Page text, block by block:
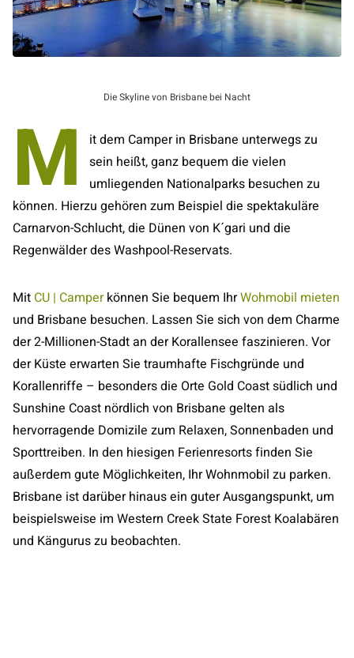
Die Skyline von Brisbane bei Nacht
M
it dem Camper in Brisbane unterwegs zu
sein heißt, ganz bequem die vielen
umliegenden Nationalparks besuchen zu
können. Hierzu gehören zum Beispiel die spektakuläre
Carnarvon-Schlucht, die Dünen von K´gari und die
Regenwälder des Washpool-Reservats.
Mit CU | Camperkönnen Sie bequem IhrWohmobil mieten
und Brisbane besuchen. Lassen Sie sich von dem Charme
der 2-Millionen-Stadt an der Korallensee faszinieren. Vor
der Küste erwarten Sie traumhafte Fischgründe und
Korallenriffe – besonders die Orte Gold Coast südlich und
Sunshine Coast nördlich von Brisbane gelten als
hervorragende Domizile zum Relaxen, Sonnenbaden und
Sporttreiben. In den hiesigen Ferienresorts finden Sie
außerdem gute Möglichkeiten, Ihr Wohnmobil zu parken.
Brisbane ist darüber hinaus ein guter Ausgangspunkt, um
beispielsweise im Western Creek State Forest Koalabären
und Kängurus zu beobachten.